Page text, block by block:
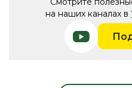
на наших каналах в